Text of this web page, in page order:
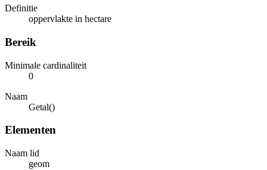
Definitie
oppervlakte in hectare
Bereik
Minimale cardinaliteit
0
Naam
Getal()
Elementen
Naam lid
geom